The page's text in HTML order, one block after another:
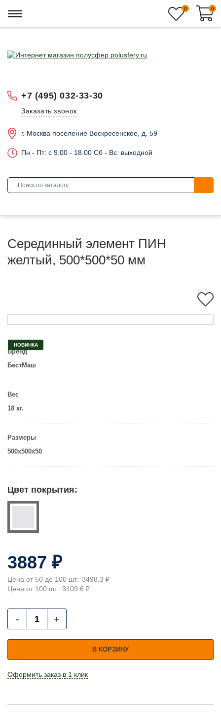
+7 (495) 032-33-30
Заказать звонок
г. Москва поселение Воскресенское, д. 59
Пн - Пт: c 9.00 - 18.00 Сб - Вс: выходной
0 0
Серединный элемент ПИН
желтый, 500*500*50 мм
НОВИНКА
Бренд
БестМаш
Вес
18 кг.
Размеры
500x500x50
Цвет покрытия:
3887 ₽
Цена от 50 до 100 шт.: 3498.3 ₽
Цена от 100 шт.: 3109.6 ₽
- +
В КОРЗИНУ
Оформить заказ в 1 клик